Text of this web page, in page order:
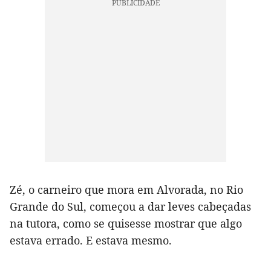
Zé, o carneiro que mora em Alvorada, no Rio
Grande do Sul, começou a dar leves cabeçadas
na tutora, como se quisesse mostrar que algo
estava errado. E estava mesmo.